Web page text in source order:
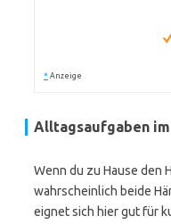
* Anzeige
Alltagsaufgaben
Wenn du zu Hause den
wahrscheinlich beide
eignet sich hier gut für